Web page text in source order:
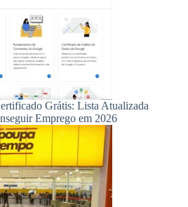
Grátis: Lista Atualizada
Emprego em 2026